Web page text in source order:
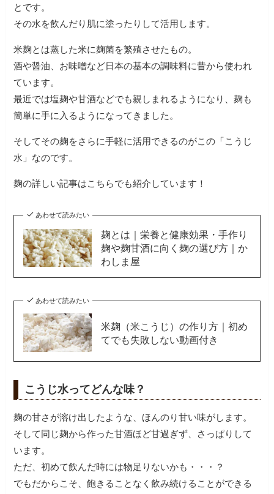
とです。
その水を飲んだり肌に塗ったりして活用します。
米麹とは蒸した米に麹菌を繁殖させたもの。
酒や醤油、お味噌など日本の基本の調味料に昔から使われ
ています。
最近では塩麹や甘酒などでも親しまれるようになり、麹も
簡単に手に入るようになってきました。
そしてその麹をさらに手軽に活用できるのがこの「こうじ
水」なのです。
麹の詳しい記事はこちらでも紹介しています！
あわせて読みたい
麹とは｜栄養と健康効果・手作り
麹や麹甘酒に向く麹の選び方｜か
わしま屋
あわせて読みたい
米麹（米こうじ）の作り方｜初め
てでも失敗しない動画付き
こうじ水ってどんな味？
麹の甘さが溶け出したような、ほんのり甘い味がします。
そして同じ麹から作った甘酒ほど甘過ぎず、さっぱりして
います。
ただ、初めて飲んだ時には物足りないかも・・・？
でもだからこそ、飽きることなく飲み続けることができる